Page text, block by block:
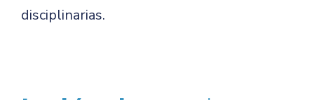
disciplinarias.